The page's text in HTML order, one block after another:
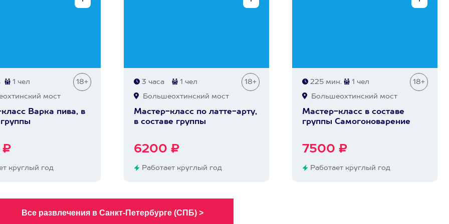
1 чел 18+
мост
Варка пива, в
₽
круглый год
3 часа 1 чел 18+
Большеохтинский мост
Мастер-класс по латте-арту,
в составе группы
6200 ₽
Работает круглый год
225 мин. 1 чел 18+
Большеохтинский мост
Мастер-класс в составе
группы Самогоноварение
7500 ₽
Работает круглый год